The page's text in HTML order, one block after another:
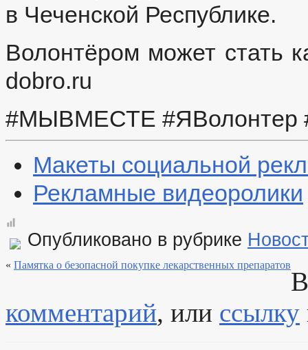
в Чеченской Республике.
Волонтёром может стать
dobro.ru
#МЫВМЕСТЕ #ЯВолонтер
Макеты социальной
Рекламные видеоролики
Опубликовано в рубрике
« Памятка о безопасной покупке лекарственных препаратов
комментарий, или ссылку